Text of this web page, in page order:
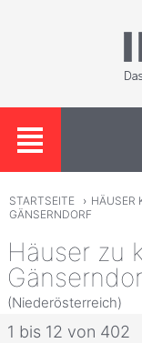
STARTSEITE › HÄUSER
GÄNSERNDORF
Häuser zu
(Niederösterreich)
1 bis 12 von 402